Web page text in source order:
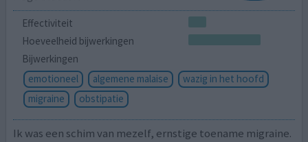
Effectiviteit
Hoeveelheid bijwerkingen
Bijwerkingen
emotioneel
algemene malaise
wazig in het hoofd
migraine
obstipatie
Ik was een schim van mezelf, ernstige toename migraine.